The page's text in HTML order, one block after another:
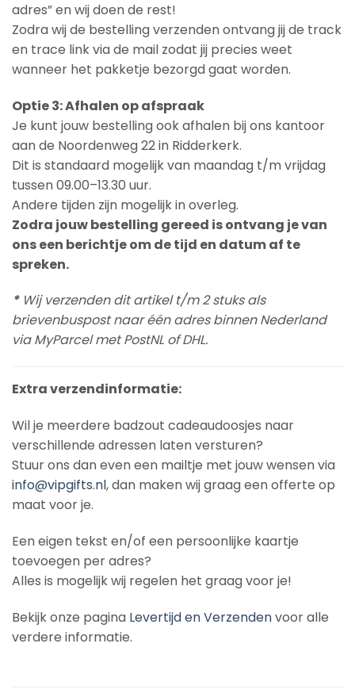
adres” en wij doen de rest!
Zodra wij de bestelling verzenden ontvang jij de track
en trace link via de mail zodat jij precies weet
wanneer het pakketje bezorgd gaat worden.
Optie 3: Afhalen op afspraak
Je kunt jouw bestelling ook afhalen bij ons kantoor
aan de Noordenweg 22 in Ridderkerk.
Dit is standaard mogelijk van maandag t/m vrijdag
tussen 09.00–13.30 uur.
Andere tijden zijn mogelijk in overleg.
Zodra jouw bestelling gereed is ontvang je van
ons een berichtje om de tijd en datum af te
spreken.
* Wij verzenden dit artikel t/m 2 stuks als
brievenbuspost naar één adres binnen Nederland
via MyParcel met PostNL of DHL.
Extra verzendinformatie:
Wil je meerdere badzout cadeaudoosjes naar
verschillende adressen laten versturen?
Stuur ons dan even een mailtje met jouw wensen via
info@vipgifts.nl, dan maken wij graag een offerte op
maat voor je.
Een eigen tekst en/of een persoonlijke kaartje
toevoegen per adres?
Alles is mogelijk wij regelen het graag voor je!
Bekijk onze pagina Levertijd en Verzendenvoor alle
verdere informatie.